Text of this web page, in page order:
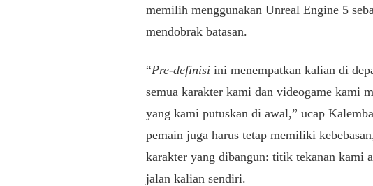
memilih menggunakan Unreal Engine 5
mendobrak batasan.
“Pre-definisi ini menempatkan kalian di
semua karakter kami dan videogame kami
yang kami putuskan di awal,” ucap
pemain juga harus tetap memiliki
karakter yang dibangun: titik tekanan kami
jalan kalian sendiri.